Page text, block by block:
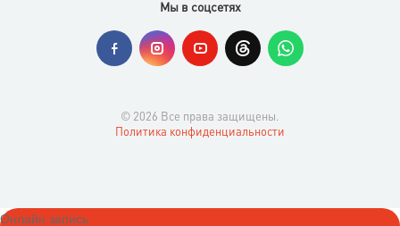
Мы в соцсетях
© 2026 Все права защищены.
Политика конфиденциальности